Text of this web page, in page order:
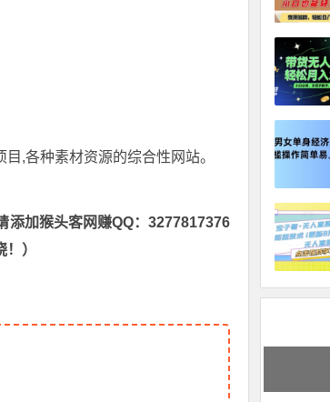
目 ,各种素材资源的综合性网站。
添加猴头客网赚QQ：3277817376
）